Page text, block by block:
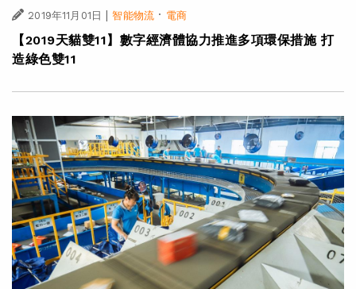
2019年11月01日 | 智能物流 · 電商
【2019天貓雙11】數字經濟體協力推進多項環保措施 打
造綠色雙11